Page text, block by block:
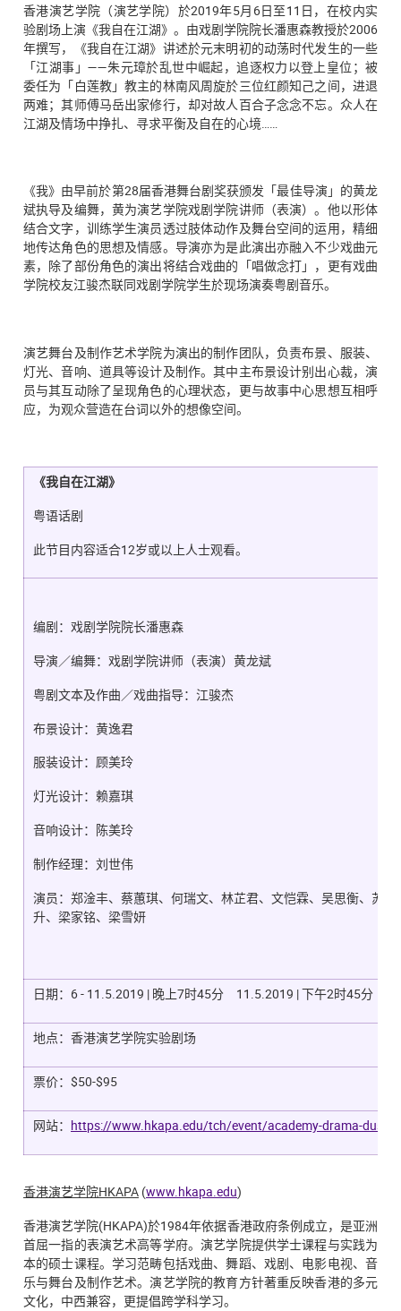
香港演艺学院（演艺学院）於2019年5月6日至11日，在校内实
验剧场上演《我自在江湖》。由戏剧学院院长潘惠森教授於2006
年撰写，《我自在江湖》讲述於元末明初的动荡时代发生的一些
「江湖事」——朱元璋於乱世中崛起，追逐权力以登上皇位；被
委任为「白莲教」教主的林南风周旋於三位红颜知己之间，进退
两难；其师傅马岳出家修行，却对故人百合子念念不忘。众人在
江湖及情场中挣扎、寻求平衡及自在的心境……
《我》由早前於第28届香港舞台剧奖获颁发「最佳导演」的黄龙
斌执导及编舞，黄为演艺学院戏剧学院讲师（表演）。他以形体
结合文字，训练学生演员透过肢体动作及舞台空间的运用，精细
地传达角色的思想及情感。导演亦为是此演出亦融入不少戏曲元
素，除了部份角色的演出将结合戏曲的「唱做念打」，更有戏曲
学院校友江骏杰联同戏剧学院学生於现场演奏粤剧音乐。
演艺舞台及制作艺术学院为演出的制作团队，负责布景、服装、
灯光、音响、道具等设计及制作。其中主布景设计别出心裁，演
员与其互动除了呈现角色的心理状态，更与故事中心思想互相呼
应，为观众营造在台词以外的想像空间。
《我自在江湖》
粤语话剧
此节目内容适合12岁或以上人士观看。
编剧：戏剧学院院长潘惠森
导演／编舞：戏剧学院讲师（表演）黄龙斌
粤剧文本及作曲／戏曲指导：江骏杰
布景设计：黄逸君
服装设计：顾美玲
灯光设计：赖嘉琪
音响设计：陈美玲
制作经理：刘世伟
演员：郑淦丰、蔡蕙琪、何瑞文、林芷君、文恺霖、吴思衡、苏
升、梁家铭、梁雪妍
日期：6 - 11.5.2019 | 晚上7时45分 11.5.2019 | 下午2时45分
地点：香港演艺学院实验剧场
票价：$50-$95
网站： https://www.hkapa.edu/tch/event/academy-drama-dust-
香港演艺学院HKAPA (www.hkapa.edu)
香港演艺学院(HKAPA)於1984年依据香港政府条例成立，是亚洲
首屈一指的表演艺术高等学府。演艺学院提供学士课程与实践为
本的硕士课程。学习范畴包括戏曲、舞蹈、戏剧、电影电视、音
乐与舞台及制作艺术。演艺学院的教育方针著重反映香港的多元
文化，中西兼容，更提倡跨学科学习。